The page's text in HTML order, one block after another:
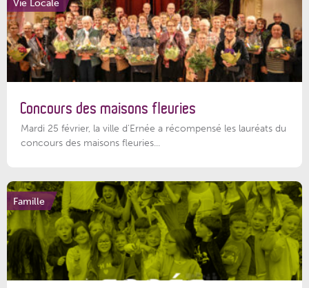
Vie Locale
Concours des maisons fleuries
Mardi 25 février, la ville d'Ernée a récompensé les lauréats du
concours des maisons fleuries...
Famille